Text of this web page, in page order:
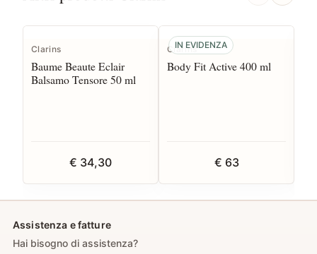
Clarins
Baume Beaute Eclair
Balsamo Tensore 50 ml
€ 34,30
IN EVIDENZA
Clarins
Body Fit Active 400 ml
€ 63
Assistenza e fatture
Hai bisogno di assistenza?